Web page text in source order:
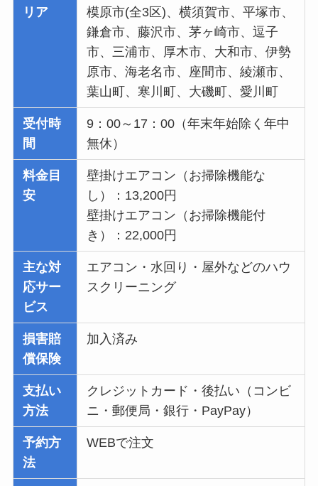
リア
模原市(全3区)、横須賀市、平塚市、
鎌倉市、藤沢市、茅ヶ崎市、逗子
市、三浦市、厚木市、大和市、伊勢
原市、海老名市、座間市、綾瀬市、
葉山町、寒川町、大磯町、愛川町
受付時
間
9：00～17：00（年末年始除く年中
無休）
料金目
安
壁掛けエアコン（お掃除機能な
し）：13,200円
壁掛けエアコン（お掃除機能付
き）：22,000円
主な対
応サー
ビス
エアコン・水回り・屋外などのハウ
スクリーニング
損害賠
償保険
加入済み
支払い
方法
クレジットカード・後払い（コンビ
ニ・郵便局・銀行・PayPay）
予約方
法
WEBで注文